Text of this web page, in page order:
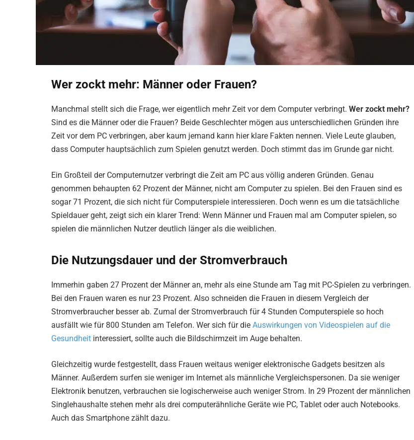
Wer zockt mehr: Männer oder Frauen?
Manchmal stellt sich die Frage, wer eigentlich mehr Zeit vor dem Computer verbringt. Wer zockt mehr?
Sind es die Männer oder die Frauen? Beide Geschlechter mögen aus unterschiedlichen Gründen ihre
Zeit vor dem PC verbringen, aber kaum jemand kann hier klare Fakten nennen. Viele Leute glauben,
dass Computer hauptsächlich zum Spielen genutzt werden. Doch stimmt das im Grunde gar nicht.
Ein Großteil der Computernutzer verbringt die Zeit am PC aus völlig anderen Gründen. Genau
genommen behaupten 62 Prozent der Männer, nicht am Computer zu spielen. Bei den Frauen sind es
sogar 71 Prozent, die sich nicht für Computerspiele interessieren. Doch wenn es um die tatsächliche
Spieldauer geht, zeigt sich ein klarer Trend: Wenn Männer und Frauen mal am Computer spielen, so
spielen die männlichen Nutzer deutlich länger als die weiblichen.
Die Nutzungsdauer und der Stromverbrauch
Immerhin gaben 27 Prozent der Männer an, mehr als eine Stunde am Tag mit PC-Spielen zu verbringen.
Bei den Frauen waren es nur 23 Prozent. Also schneiden die Frauen in diesem Vergleich der
Stromverbraucher besser ab. Zumal der Stromverbrauch für 4 Stunden Computerspiele so hoch
ausfällt wie für 800 Stunden am Telefon. Wer sich für die Auswirkungen von Videospielen auf die
Gesundheit interessiert, sollte auch die Bildschirmzeit im Auge behalten.
Gleichzeitig wurde festgestellt, dass Frauen weitaus weniger elektronische Gadgets besitzen als
Männer. Außerdem surfen sie weniger im Internet als männliche Vergleichspersonen. Da sie weniger
Elektronik benutzen, verbrauchen sie logischerweise auch weniger Strom. In 29 Prozent der männlichen
Singlehaushalte stehen mehr als drei computerähnliche Geräte wie PC, Tablet oder auch Notebooks.
Auch das Smartphone zählt dazu.